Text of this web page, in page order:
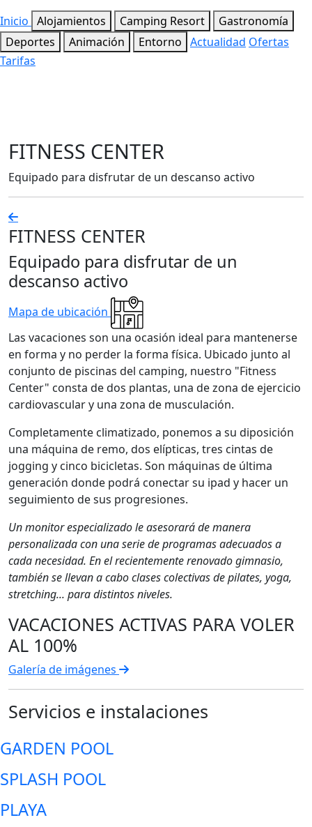
Inicio Alojamientos Camping Resort
Gastronomía
Deportes
Animación Entorno Actualidad Ofertas
Tarifas
FITNESS CENTER
Equipado para disfrutar de un descanso activo
FITNESS CENTER
Equipado para disfrutar de un
descanso activo
Mapa de ubicación
Las vacaciones son una ocasión ideal para mantenerse
en forma y no perder la forma física. Ubicado junto al
conjunto de piscinas del camping, nuestro "Fitness
Center" consta de dos plantas, una de zona de ejercicio
cardiovascular y una zona de musculación.
Completamente climatizado, ponemos a su diposición
una máquina de remo, dos elípticas, tres cintas de
jogging y cinco bicicletas. Son máquinas de última
generación donde podrá conectar su ipad y hacer un
seguimiento de sus progresiones.
Un monitor especializado le asesorará de manera
personalizada con una serie de programas adecuados a
cada necesidad. En el recientemente renovado gimnasio,
también se llevan a cabo clases colectivas de pilates, yoga,
stretching... para distintos niveles.
VACACIONES ACTIVAS PARA VOLER
AL 100%
Galería de imágenes
Servicios e instalaciones
GARDEN POOL
SPLASH POOL
PLAYA